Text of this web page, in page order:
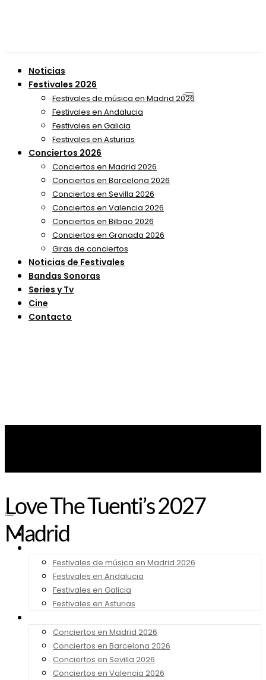
Noticias
Festivales 2026
Festivales de música en Madrid 2026
Festivales en Andalucia
Festivales en Galicia
Festivales en Asturias
Conciertos 2026
Conciertos en Madrid 2026
Conciertos en Barcelona 2026
Conciertos en Sevilla 2026
Conciertos en Valencia 2026
Conciertos en Bilbao 2026
Conciertos en Granada 2026
Giras de conciertos
Noticias de Festivales
Bandas Sonoras
Series y Tv
Cine
Contacto
Noticias
Festivales de música en Madrid 2026
Festivales en Andalucia
Festivales en Galicia
Festivales en Asturias
Conciertos en Madrid 2026
Conciertos en Barcelona 2026
Conciertos en Sevilla 2026
Conciertos en Valencia 2026
Love The Tuenti’s 2027
Madrid